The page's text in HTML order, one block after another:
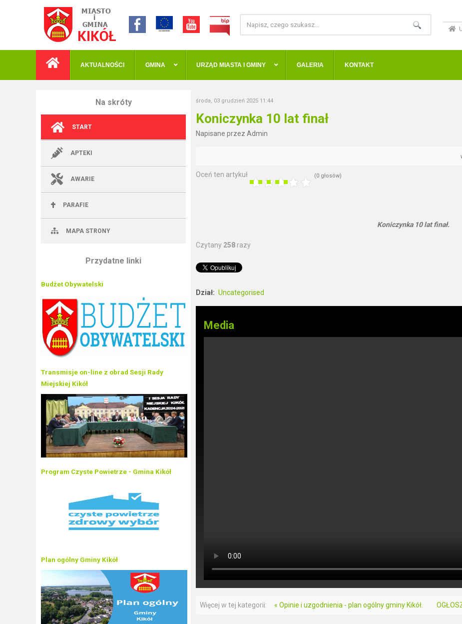
AKTUALNOŚCI GMINA URZĄD MIASTA I GMINY GALERIA KONTAKT
Na skróty
START
APTEKI
AWARIE
PARAFIE
MAPA STRONY
Przydatne linki
Budżet Obywatelski
Transmisje on-line z obrad Sesji Rady
Miejskiej Kikół
Program Czyste Powietrze - Gmina Kikół
Plan ogólny Gminy Kikół
środa, 03 grudzień 2025 11:44
Koniczynka 10 lat finał
Napisane przez Admin
Oceń ten artykuł (0 głosów)
Koniczynka 10 lat finał.
Czytany 258 razy
Dział: Uncategorised
Media
Więcej w tej kategorii: « Opinie i uzgodnienia - plan ogólny gminy Kikół.